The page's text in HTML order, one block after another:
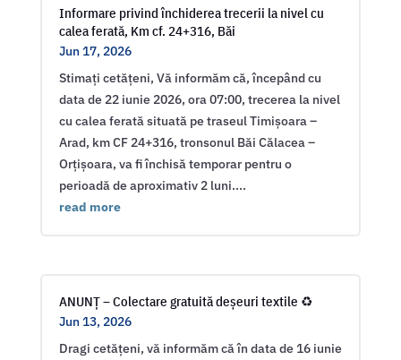
Informare privind închiderea trecerii la nivel cu
calea ferată, Km cf. 24+316, Băi
Jun 17, 2026
Stimați cetățeni, Vă informăm că, începând cu
data de 22 iunie 2026, ora 07:00, trecerea la nivel
cu calea ferată situată pe traseul Timișoara –
Arad, km CF 24+316, tronsonul Băi Călacea –
Orțișoara, va fi închisă temporar pentru o
perioadă de aproximativ 2 luni....
read more
ANUNȚ – Colectare gratuită deșeuri textile ♻️
Jun 13, 2026
Dragi cetățeni, vă informăm că în data de 16 iunie